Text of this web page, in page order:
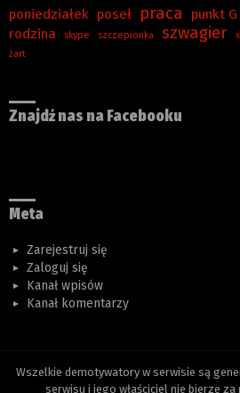
poniedziałek poseł praca punkt G
rodzina skype szczepionka szwagier
żart
Znajdź nas na Facebooku
Meta
Zarejestruj się
Zaloguj się
Kanał wpisów
Kanał komentarzy
Wszelkie demotywatory w serwisie są
serwisu i jego właściciel nie bierze